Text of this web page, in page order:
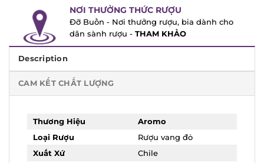
NƠI THƯỞNG THỨC RƯỢU
Đỡ Buồn - Nơi thưởng rượu, bia dành cho
dân sành rượu -
THAM KHẢO
Description
CAM KẾT CHẤT LƯỢNG
Thương Hiệu
Aromo
Loại Rượu
Rượu vang đỏ
Xuất Xứ
Chile